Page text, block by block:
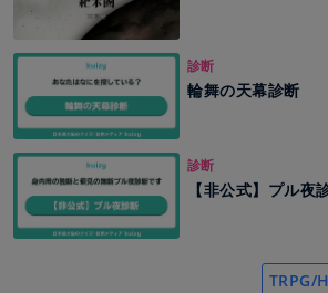
診断
輪舞の天幕診断
診断
【非公式】プル夜
TRPG/